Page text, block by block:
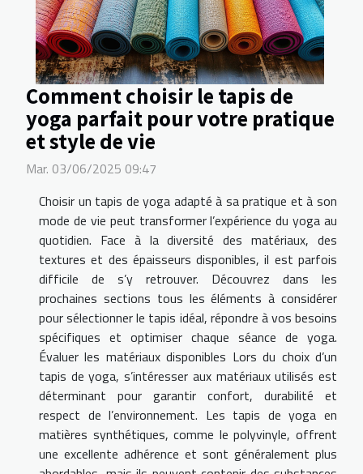
Comment choisir le tapis de
yoga parfait pour votre pratique
et style de vie
Mar. 03/06/2025 09:47
Choisir un tapis de yoga adapté à sa pratique et à son
mode de vie peut transformer l’expérience du yoga au
quotidien. Face à la diversité des matériaux, des
textures et des épaisseurs disponibles, il est parfois
difficile de s’y retrouver. Découvrez dans les
prochaines sections tous les éléments à considérer
pour sélectionner le tapis idéal, répondre à vos besoins
spécifiques et optimiser chaque séance de yoga.
Évaluer les matériaux disponibles Lors du choix d’un
tapis de yoga, s’intéresser aux matériaux utilisés est
déterminant pour garantir confort, durabilité et
respect de l’environnement. Les tapis de yoga en
matières synthétiques, comme le polyvinyle, offrent
une excellente adhérence et sont généralement plus